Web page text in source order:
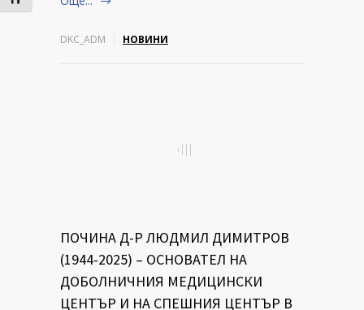
DKC_ADM НОВИНИ
ПОЧИНА Д-Р ЛЮДМИЛ ДИМИТРОВ
(1944-2025) – ОСНОВАТЕЛ НА
ДОБОЛНИЧНИЯ МЕДИЦИНСКИ
ЦЕНТЪР И НА СПЕШНИЯ ЦЕНТЪР В